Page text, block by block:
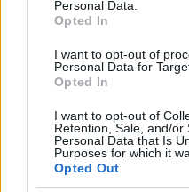
Personal Data.
Opted In
I want to opt-out of
Personal Data for
Opted In
I want to opt-out of
Retention, Sale, and/or
Personal Data that Is
Purposes for which it
Opted Out